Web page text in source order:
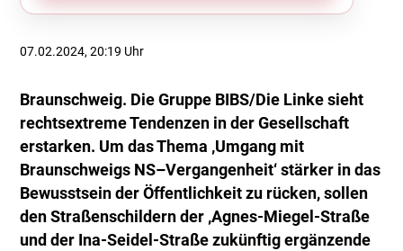
07.02.2024, 20:19 Uhr
Braunschweig. Die Gruppe BIBS/Die Linke sieht
rechtsextreme Tendenzen in der Gesellschaft
erstarken. Um das Thema ‚Umgang mit
Braunschweigs NS–Vergangenheit‘ stärker in das
Bewusstsein der Öffentlichkeit zu rücken, sollen
den Straßenschildern der ‚Agnes-Miegel-Straße
und der Ina-Seidel-Straße zukünftig ergänzende